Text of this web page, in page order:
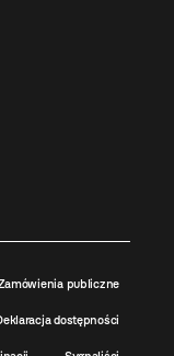
publiczne
dostępności